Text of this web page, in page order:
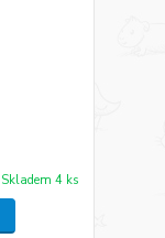
Skladem 4 ks